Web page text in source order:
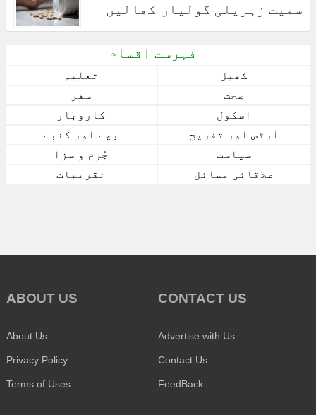
سمیت زہریلی گولیاں کھالیں
فہرست اقسام
کھیل
تعلیم
صحت
سفر
اسکول
کاروبار
آرٹس اور تفریح
بچے اور کنبے
سیاست
جُرم و سزا
علاقائی مسائل
تقریبات
ABOUT US
About Us
Privacy Policy
Terms of Uses
CONTACT US
Advertise with Us
Contact Us
FeedBack